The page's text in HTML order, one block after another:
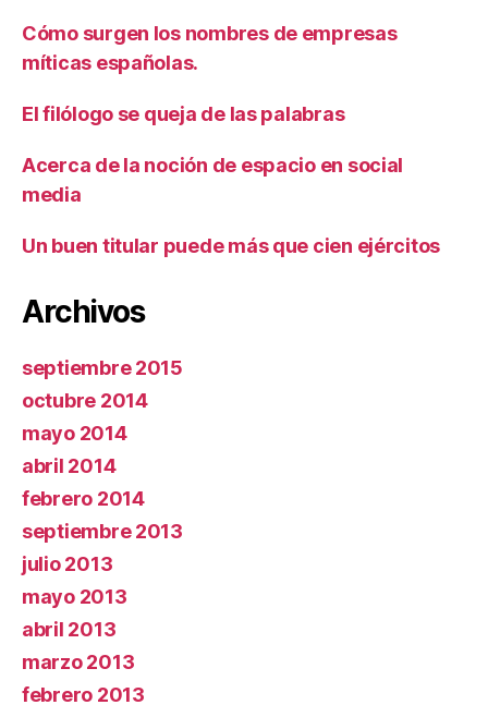
Cómo surgen los nombres de empresas
míticas españolas.
El filólogo se queja de las palabras
Acerca de la noción de espacio en social
media
Un buen titular puede más que cien ejércitos
Archivos
septiembre 2015
octubre 2014
mayo 2014
abril 2014
febrero 2014
septiembre 2013
julio 2013
mayo 2013
abril 2013
marzo 2013
febrero 2013